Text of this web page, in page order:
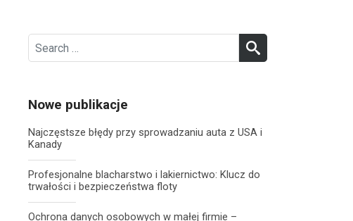
Search
for:
Nowe publikacje
Najczęstsze błędy przy sprowadzaniu auta z USA i
Kanady
Profesjonalne blacharstwo i lakiernictwo: Klucz do
trwałości i bezpieczeństwa floty
Ochrona danych osobowych w małej firmie –